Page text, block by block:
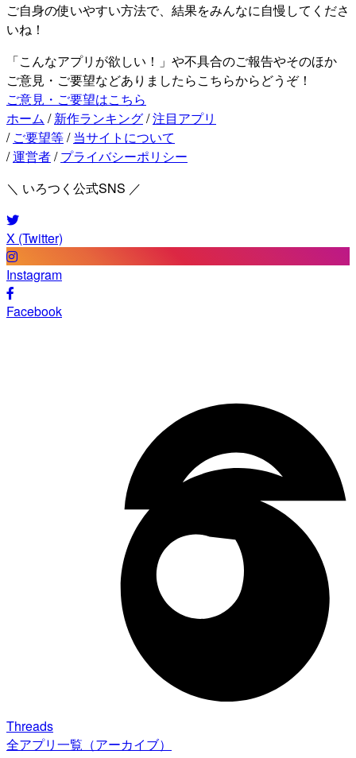
ご自身の使いやすい方法で、結果をみんなに自慢してくださ
いね！
「こんなアプリが欲しい！」や不具合のご報告やそのほか
ご意見・ご要望などありましたらこちらからどうぞ！
ご意見・ご要望はこちら
ホーム / 新作ランキング/注目アプリ
/ ご要望等/ 当サイトについて
/運営者/ プライバシーポリシー
＼ いろつく公式SNS ／
X (Twitter)
Instagram
Facebook
Threads
全アプリ一覧（アーカイブ）